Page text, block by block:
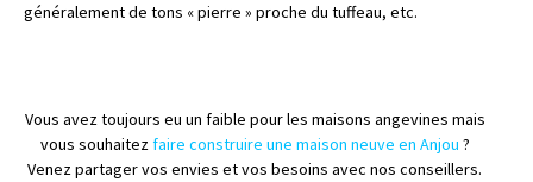
généralement de tons « pierre » proche du tuffeau, etc.
Vous avez toujours eu un faible pour les maisons angevines mais
vous souhaitezfaire construire une maison neuve en Anjou ?
Venez partager vos envies et vos besoins avec nos conseillers.